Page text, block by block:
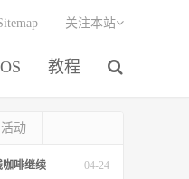
教程
关注本站
动
04-24
咖啡继续